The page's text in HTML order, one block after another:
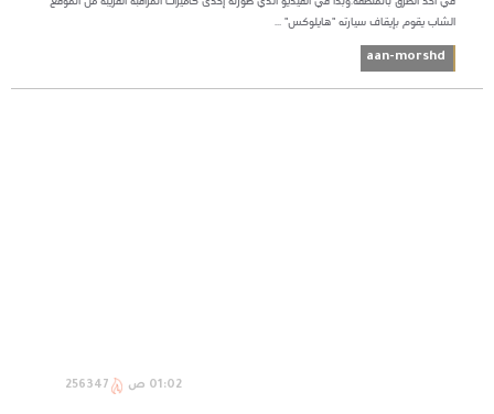
الشاب يقوم بإيقاف سيارته "هايلوكس" ...
aan-morshd
01:02 ص 256347